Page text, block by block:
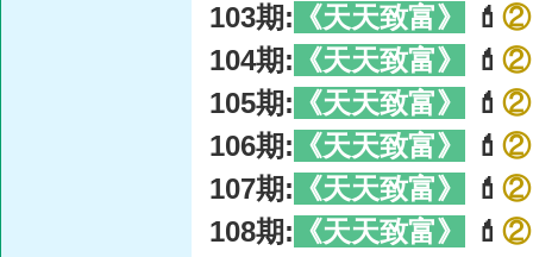
103期: 《天天致富》 💄 ②
104期: 《天天致富》 💄 ②
105期: 《天天致富》 💄 ②
106期: 《天天致富》 💄 ②
107期: 《天天致富》 💄 ②
108期: 《天天致富》 💄 ②